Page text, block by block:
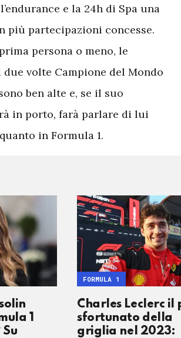
e la 24h di Spa una
più partecipazioni concesse.
persona o meno, le
volte Campione del Mondo
ben alte e, se il suo
in porto, farà parlare di lui
in Formula 1.
1
Charles Leclerc il
sfortunato della
griglia nel 2023:
FORMULA 1